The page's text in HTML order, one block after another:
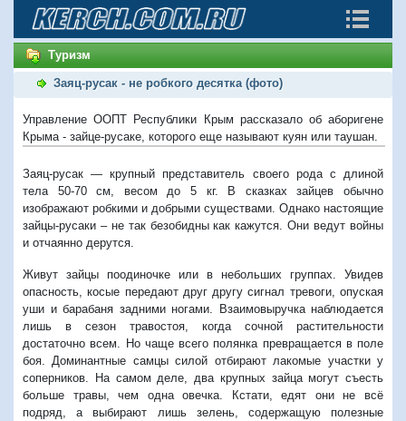
Туризм
Заяц-русак - не робкого десятка (фото)
Управление ООПТ Республики Крым рассказало об аборигене
Крыма - зайце-русаке, которого еще называют куян или таушан.
Заяц-русак — крупный представитель своего рода с длиной
тела 50-70 см, весом до 5 кг. В сказках зайцев обычно
изображают робкими и добрыми существами. Однако настоящие
зайцы-русаки – не так безобидны как кажутся. Они ведут войны
и отчаянно дерутся.
Живут зайцы поодиночке или в небольших группах. Увидев
опасность, косые передают друг другу сигнал тревоги, опуская
уши и барабаня задними ногами. Взаимовыручка наблюдается
лишь в сезон травостоя, когда сочной растительности
достаточно всем. Но чаще всего полянка превращается в поле
боя. Доминантные самцы силой отбирают лакомые участки у
соперников. На самом деле, два крупных зайца могут съесть
больше травы, чем одна овечка. Кстати, едят они не всё
подряд, а выбирают лишь зелень, содержащую полезные